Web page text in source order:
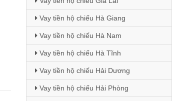
Vay tiền hộ chiếu Hà Giang
Vay tiền hộ chiếu Hà Nam
Vay tiền hộ chiếu Hà Tĩnh
Vay tiền hộ chiếu Hải Dương
Vay tiền hộ chiếu Hải Phòng